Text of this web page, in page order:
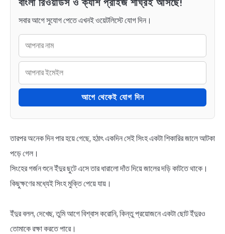
বাংলা রিওয়ার্ডস ও ক্যাশ প্রাইজ শীঘ্রই আসছে!
সবার আগে সুযোগ পেতে এখনই ওয়েটলিস্টে যোগ দিন।
আগে থেকেই যোগ দিন
তারপর অনেক দিন পার হয়ে গেছে, হঠাৎ একদিন সেই সিংহ একটা শিকারির জালে আটকা
পড়ে গেল।
সিংহের গর্জন শুনে ইঁদুর ছুটে এসে তার ধারালো দাঁত দিয়ে জালের দড়ি কাটতে থাকে।
কিছুক্ষণের মধ্যেই সিংহ মুক্তি পেয়ে যায়।
ইঁদুর বলল, দেখেছ, তুমি আগে বিশ্বাস করোনি, কিন্তু প্রয়োজনে একটা ছোট ইঁদুরও
তোমাকে রক্ষা করতে পারে।